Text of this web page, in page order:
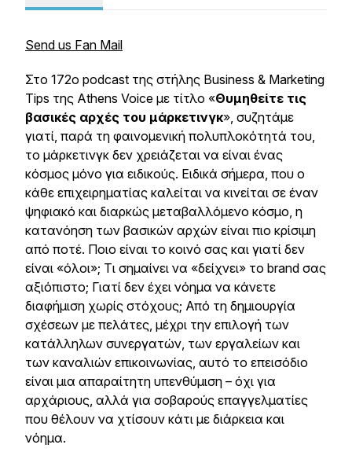
Send us Fan Mail
Στο 172ο podcast της στήλης Business & Marketing
Tips της Athens Voice με τίτλο «Θυμηθείτε τις
βασικές αρχές του μάρκετινγκ», συζητάμε
γιατί, παρά τη φαινομενική πολυπλοκότητά του,
το μάρκετινγκ δεν χρειάζεται να είναι ένας
κόσμος μόνο για ειδικούς. Ειδικά σήμερα, που ο
κάθε επιχειρηματίας καλείται να κινείται σε έναν
ψηφιακό και διαρκώς μεταβαλλόμενο κόσμο, η
κατανόηση των βασικών αρχών είναι πιο κρίσιμη
από ποτέ. Ποιο είναι το κοινό σας και γιατί δεν
είναι «όλοι»; Τι σημαίνει να «δείχνει» το brand σας
αξιόπιστο; Γιατί δεν έχει νόημα να κάνετε
διαφήμιση χωρίς στόχους; Από τη δημιουργία
σχέσεων με πελάτες, μέχρι την επιλογή των
κατάλληλων συνεργατών, των εργαλείων και
των καναλιών επικοινωνίας, αυτό το επεισόδιο
είναι μια απαραίτητη υπενθύμιση – όχι για
αρχάριους, αλλά για σοβαρούς επαγγελματίες
που θέλουν να χτίσουν κάτι με διάρκεια και
νόημα.